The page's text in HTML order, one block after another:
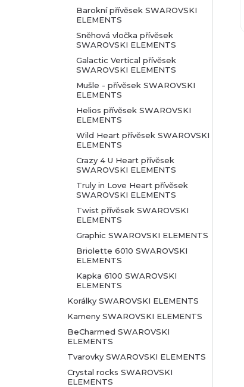
Barokní přívěsek SWAROVSKI
ELEMENTS
Sněhová vločka přívěsek
SWAROVSKI ELEMENTS
Galactic Vertical přívěsek
SWAROVSKI ELEMENTS
Mušle - přívěsek SWAROVSKI
ELEMENTS
Helios přívěsek SWAROVSKI
ELEMENTS
Wild Heart přívěsek SWAROVSKI
ELEMENTS
Crazy 4 U Heart přívěsek
SWAROVSKI ELEMENTS
Truly in Love Heart přívěsek
SWAROVSKI ELEMENTS
Twist přívěsek SWAROVSKI
ELEMENTS
Graphic SWAROVSKI ELEMENTS
Briolette 6010 SWAROVSKI
ELEMENTS
Kapka 6100 SWAROVSKI
ELEMENTS
Korálky SWAROVSKI ELEMENTS
Kameny SWAROVSKI ELEMENTS
BeCharmed SWAROVSKI
ELEMENTS
Tvarovky SWAROVSKI ELEMENTS
Crystal rocks SWAROVSKI
ELEMENTS